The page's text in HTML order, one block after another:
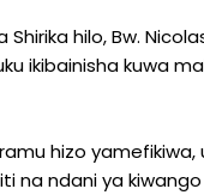
hilo, Bw.
ikibainisha kuwa
hizo
ndani ya